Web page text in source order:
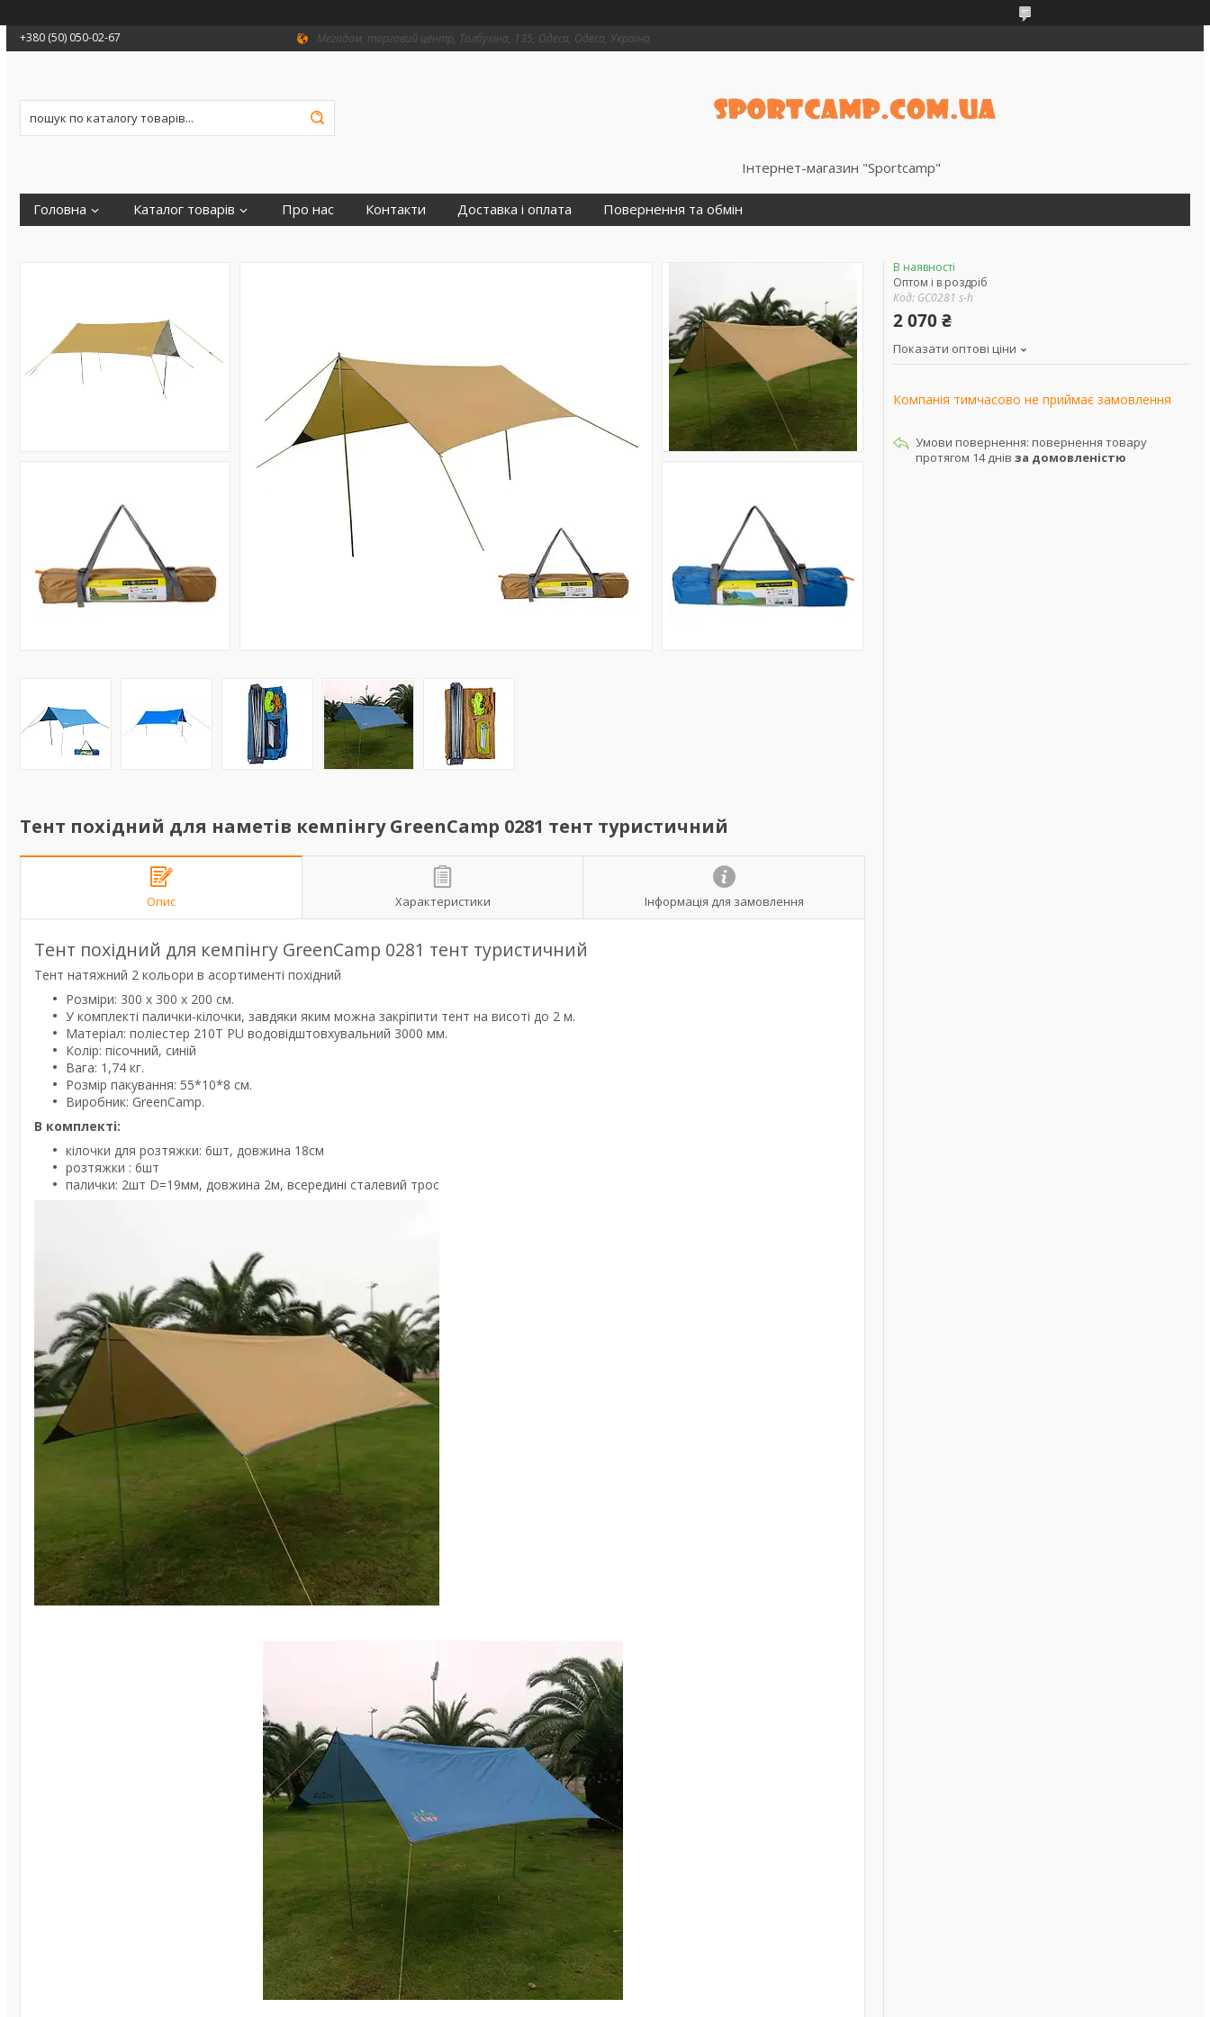
+380 (50) 050-02-67 Мегадом, торговий центр, Толбухіна, 135, Одеса, Одеса, Україна
Інтернет-магазин "Sportcamp"
Головна Каталог товарів Про нас Контакти Доставка і оплата Повернення та обмін
Тент похідний для наметів кемпінгу GreenCamp 0281 тент туристичний
Опис Характеристики Інформація для замовлення
Тент похідний для кемпінгу GreenCamp 0281 тент туристичний
Тент натяжний 2 кольори в асортименті похідний
Розміри: 300 х 300 х 200 см.
У комплекті палички-кілочки, завдяки яким можна закріпити тент на висоті до 2 м.
Матеріал: поліестер 210T PU водовідштовхувальний 3000 мм.
Колір: пісочний, синій
Вага: 1,74 кг.
Розмір пакування: 55*10*8 см.
Виробник: GreenCamp.
В комплекті:
кілочки для розтяжки: 6шт, довжина 18см
розтяжки : 6шт
палички: 2шт D=19мм, довжина 2м, всередині сталевий трос
В наявності
Оптом і в роздріб
Код: GC0281 s-h
2 070 ₴
Показати оптові ціни
Компанія тимчасово не приймає замовлення
повернення товару
протягом 14 днів за домовленістю